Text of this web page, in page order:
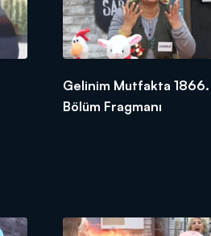
Gelinim Mutfakta 1866.
Bölüm Fragmanı